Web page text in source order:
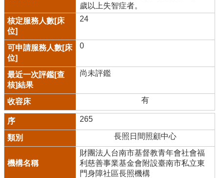
歲以上失智症者。
24
0
尚未評鑑
有
265
長照日間照顧中心
財團法人台南市基督教青年會社會福
利慈善事業基金會附設臺南市私立東
門身障社區長照機構